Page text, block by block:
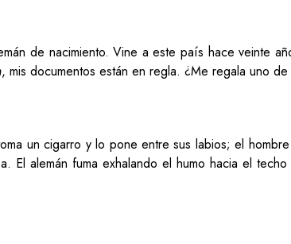
de nacimiento. Vine a este país hace veinte
, mis documentos están en regla. ¿Me regala uno
un cigarro y lo pone entre sus labios; el
El alemán fuma exhalando el humo hacia el